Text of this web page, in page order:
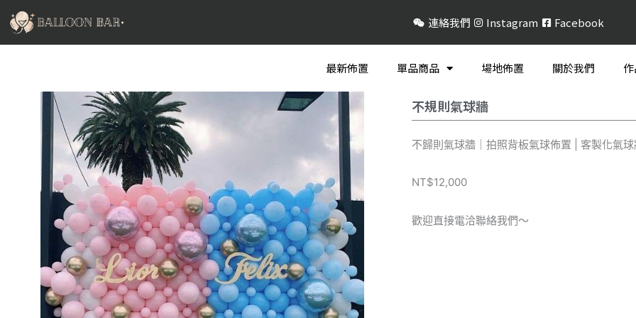
主
連絡我們 Instagram Facebook
最新佈置 單品商品 場地佈置 關於我們
不規則氣球牆
不歸則氣球牆｜拍照背板氣球佈置 | 客製化氣
NT$12,000
歡迎直接電洽聯絡我們～